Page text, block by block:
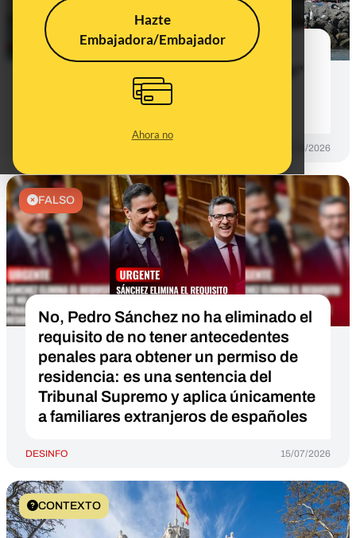
Hazte
Embajadora/Embajador
Ahora no
La sentencia del Tribunal Supremo
en Ceuta y Melilla: preguntas y
05/08/2026
FALSO
No, Pedro Sánchez no ha eliminado el
requisito de no tener antecedentes
penales para obtener un permiso de
residencia: es una sentencia del
Tribunal Supremo y aplica únicamente
a familiares extranjeros de españoles
DESINFO 15/07/2026
CONTEXTO